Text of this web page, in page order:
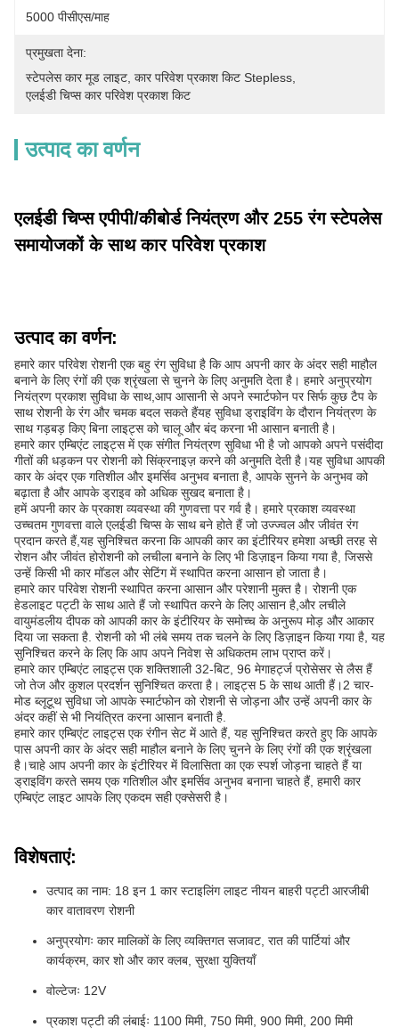
5000 पीसीएस/माह
प्रमुखता देना:
स्टेपलेस कार मूड लाइट कार परिवेश प्रकाश किट Stepless
एलईडी चिप्स कार परिवेश प्रकाश किट
उत्पाद का वर्णन
एलईडी चिप्स एपीपी/कीबोर्ड नियंत्रण और 255 रंग स्टेपलेस
समायोजकों के साथ कार परिवेश प्रकाश
उत्पाद का वर्णन:
हमारे कार परिवेश रोशनी एक बहु रंग सुविधा है कि आप अपनी कार के अंदर सही माहौल
बनाने के लिए रंगों की एक श्रृंखला से चुनने के लिए अनुमति देता है। हमारे अनुप्रयोग
नियंत्रण प्रकाश सुविधा के साथ,आप आसानी से अपने स्मार्टफोन पर सिर्फ कुछ टैप के
साथ रोशनी के रंग और चमक बदल सकते हैंयह सुविधा ड्राइविंग के दौरान नियंत्रण के
साथ गड़बड़ किए बिना लाइट्स को चालू और बंद करना भी आसान बनाती है।
हमारे कार एम्बिएंट लाइट्स में एक संगीत नियंत्रण सुविधा भी है जो आपको अपने पसंदीदा
गीतों की धड़कन पर रोशनी को सिंक्रनाइज़ करने की अनुमति देती है।यह सुविधा आपकी
कार के अंदर एक गतिशील और इमर्सिव अनुभव बनाता है, आपके सुनने के अनुभव को
बढ़ाता है और आपके ड्राइव को अधिक सुखद बनाता है।
हमें अपनी कार के प्रकाश व्यवस्था की गुणवत्ता पर गर्व है। हमारे प्रकाश व्यवस्था
उच्चतम गुणवत्ता वाले एलईडी चिप्स के साथ बने होते हैं जो उज्ज्वल और जीवंत रंग
प्रदान करते हैं,यह सुनिश्चित करना कि आपकी कार का इंटीरियर हमेशा अच्छी तरह से
रोशन और जीवंत होरोशनी को लचीला बनाने के लिए भी डिज़ाइन किया गया है, जिससे
उन्हें किसी भी कार मॉडल और सेटिंग में स्थापित करना आसान हो जाता है।
हमारे कार परिवेश रोशनी स्थापित करना आसान और परेशानी मुक्त है। रोशनी एक
हेडलाइट पट्टी के साथ आते हैं जो स्थापित करने के लिए आसान है,और लचीले
वायुमंडलीय दीपक को आपकी कार के इंटीरियर के समोच्च के अनुरूप मोड़ और आकार
दिया जा सकता है. रोशनी को भी लंबे समय तक चलने के लिए डिज़ाइन किया गया है, यह
सुनिश्चित करने के लिए कि आप अपने निवेश से अधिकतम लाभ प्राप्त करें।
हमारे कार एम्बिएंट लाइट्स एक शक्तिशाली 32-बिट, 96 मेगाहर्ट्ज प्रोसेसर से लैस हैं
जो तेज और कुशल प्रदर्शन सुनिश्चित करता है। लाइट्स 5 के साथ आती हैं।2 चार-
मोड ब्लूटूथ सुविधा जो आपके स्मार्टफोन को रोशनी से जोड़ना और उन्हें अपनी कार के
अंदर कहीं से भी नियंत्रित करना आसान बनाती है.
हमारे कार एम्बिएंट लाइट्स एक रंगीन सेट में आते हैं, यह सुनिश्चित करते हुए कि आपके
पास अपनी कार के अंदर सही माहौल बनाने के लिए चुनने के लिए रंगों की एक श्रृंखला
है।चाहे आप अपनी कार के इंटीरियर में विलासिता का एक स्पर्श जोड़ना चाहते हैं या
ड्राइविंग करते समय एक गतिशील और इमर्सिव अनुभव बनाना चाहते हैं, हमारी कार
एम्बिएंट लाइट आपके लिए एकदम सही एक्सेसरी है।
विशेषताएं:
उत्पाद का नाम: 18 इन 1 कार स्टाइलिंग लाइट नीयन बाहरी पट्टी आरजीबी
कार वातावरण रोशनी
अनुप्रयोगः कार मालिकों के लिए व्यक्तिगत सजावट, रात की पार्टियां और
कार्यक्रम, कार शो और कार क्लब, सुरक्षा युक्तियाँ
वोल्टेजः 12V
प्रकाश पट्टी की लंबाईः 1100 मिमी, 750 मिमी, 900 मिमी, 200 मिमी